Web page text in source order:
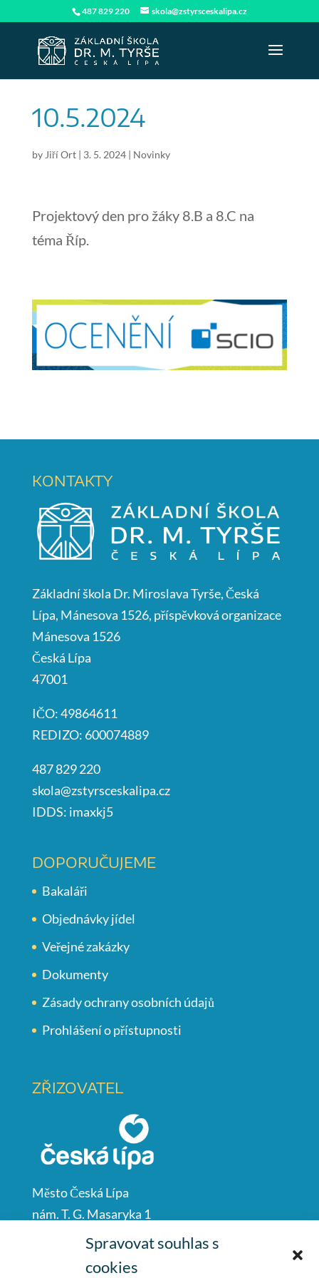
Spravovat souhlas s
cookies
487 829 220 skola@zstyrsceskalipa.cz
10.5.2024
by Jiří Ort| 3. 5. 2024| Novinky
Projektový den pro žáky 8.B a 8.C na
téma Říp.
KONTAKTY
Základní škola Dr. Miroslava Tyrše, Česká
Lípa, Mánesova 1526, příspěvková organizace
Mánesova 1526
Česká Lípa
47001
IČO: 49864611
REDIZO: 600074889
487 829 220
skola@zstyrsceskalipa.cz
IDDS: imaxkj5
DOPORUČUJEME
Bakaláři
Objednávky jídel
Veřejné zakázky
Dokumenty
Zásady ochrany osobních údajů
Prohlášení o přístupnosti
ZŘIZOVATEL
Město Česká Lípa
nám. T. G. Masaryka 1
Česká Lípa